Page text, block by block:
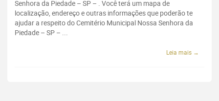
Senhora da Piedade – SP – . Você terá um mapa de
localização, endereço e outras informações que poderão te
ajudar a respeito do Cemitério Municipal Nossa Senhora da
Piedade – SP – ...
Leia mais →